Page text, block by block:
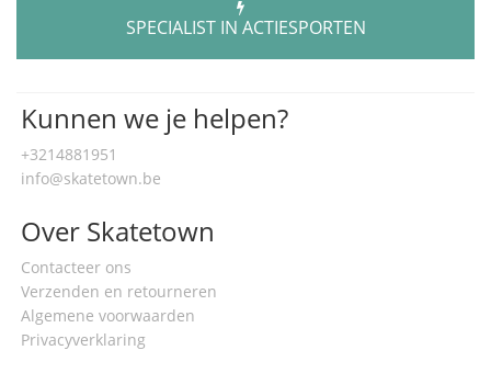
SPECIALIST IN ACTIESPORTEN
Kunnen we je helpen?
+3214881951
info@skatetown.be
Over Skatetown
Contacteer ons
Verzenden en retourneren
Algemene voorwaarden
Privacyverklaring